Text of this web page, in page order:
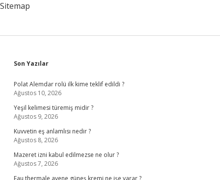
Sitemap
Sidebar
Son Yazılar
Polat Alemdar rolü ilk kime teklif edildi ?
Ağustos 10, 2026
Yeşil kelimesi türemiş midir ?
Ağustos 9, 2026
Kuvvetin eş anlamlısı nedir ?
Ağustos 8, 2026
Mazeret izni kabul edilmezse ne olur ?
Ağustos 7, 2026
Eau thermale avene güneş kremi ne işe yarar ?